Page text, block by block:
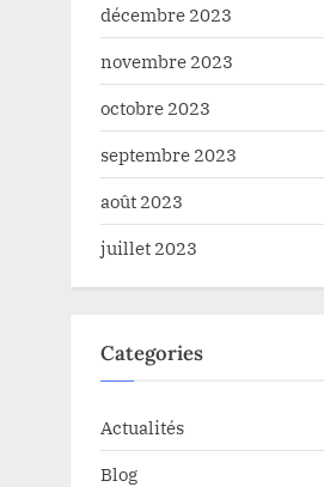
décembre 2023
novembre 2023
octobre 2023
septembre 2023
août 2023
juillet 2023
Categories
Actualités
Blog